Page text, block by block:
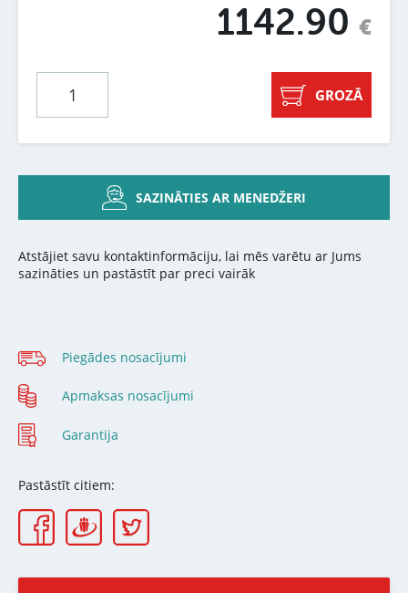
1142.90 €
GROZĀ
SAZINĀTIES AR MENEDŽERI
Atstājiet savu kontaktinformāciju, lai mēs varētu ar Jums
sazināties un pastāstīt par preci vairāk
Piegādes nosacījumi
Apmaksas nosacījumi
Garantija
Pastāstīt citiem: